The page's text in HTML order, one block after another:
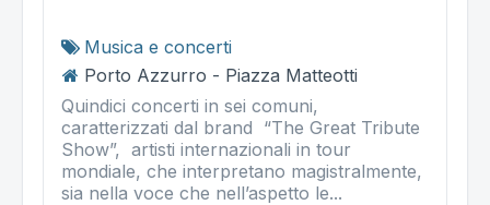
Musica e concerti
Porto Azzurro - Piazza Matteotti
Quindici concerti in sei comuni,
caratterizzati dal brand “The Great Tribute
Show”, artisti internazionali in tour
mondiale, che interpretano magistralmente,
sia nella voce che nell’aspetto le...